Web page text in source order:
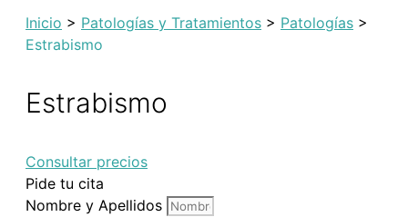
Inicio > Patologías y Tratamientos > Patologías >
Estrabismo
Estrabismo
Consultar precios
Pide tu cita
Nombre y Apellidos